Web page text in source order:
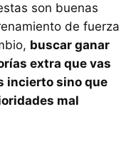
son buenas
de fuerza
buscar ganar
extra que vas
incierto sino que
mal